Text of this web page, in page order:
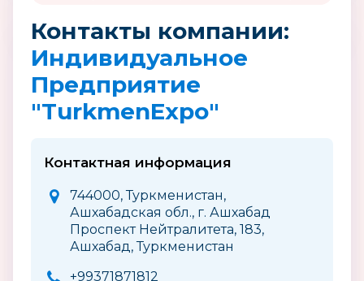
Контакты компании:
Индивидуальное
Предприятие
"TurkmenExpo"
Контактная информация
744000, Туркменистан,
Ашхабадская обл., г. Ашхабад
Проспект Нейтралитета, 183,
Ашхабад, Туркменистан
+99371871812